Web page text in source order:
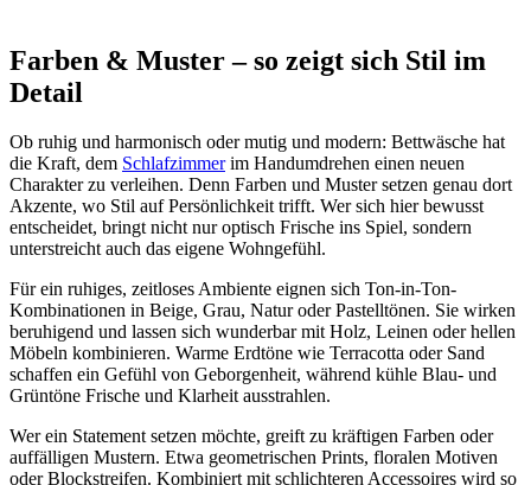
Farben & Muster – so zeigt sich Stil im
Detail
Ob ruhig und harmonisch oder mutig und modern: Bettwäsche hat
die Kraft, dem Schlafzimmerim Handumdrehen einen neuen
Charakter zu verleihen. Denn Farben und Muster setzen genau dort
Akzente, wo Stil auf Persönlichkeit trifft. Wer sich hier bewusst
entscheidet, bringt nicht nur optisch Frische ins Spiel, sondern
unterstreicht auch das eigene Wohngefühl.
Für ein ruhiges, zeitloses Ambiente eignen sich Ton-in-Ton-
Kombinationen in Beige, Grau, Natur oder Pastelltönen. Sie wirken
beruhigend und lassen sich wunderbar mit Holz, Leinen oder hellen
Möbeln kombinieren. Warme Erdtöne wie Terracotta oder Sand
schaffen ein Gefühl von Geborgenheit, während kühle Blau- und
Grüntöne Frische und Klarheit ausstrahlen.
Wer ein Statement setzen möchte, greift zu kräftigen Farben oder
auffälligen Mustern. Etwa geometrischen Prints, floralen Motiven
oder Blockstreifen. Kombiniert mit schlichteren Accessoires wird so